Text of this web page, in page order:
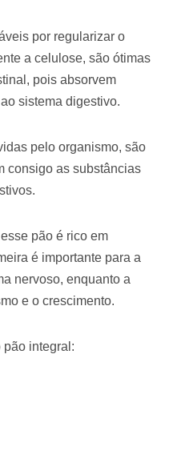
por regularizar o
a celulose, são ótimas
pois absorvem
sistema digestivo.
pelo organismo, são
consigo as substâncias
pão é rico em
é importante para a
nervoso, enquanto a
e o crescimento.
pão integral: